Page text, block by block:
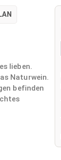
lieben.
Naturwein.
befinden